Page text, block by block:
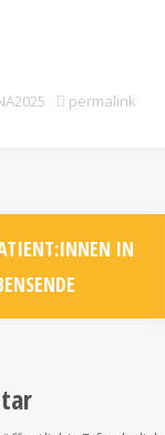
permalink
IN